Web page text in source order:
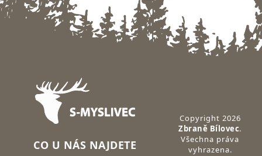
Zápatí
CO U NÁS NAJDETE
Copyright 2026
Zbraně Bílovec.
Všechna práva
vyhrazena.